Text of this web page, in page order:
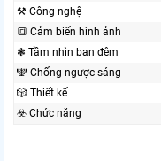
⚒ Công nghệ
🔳 Cảm biến hình ảnh
❃ Tầm nhìn ban đêm
🕎 Chống ngược sáng
🎲 Thiết kế
☣️ Chức năng